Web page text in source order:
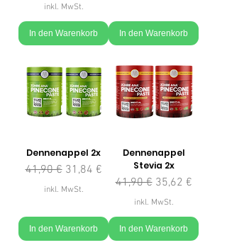
inkl. MwSt.
In den Warenkorb In den Warenkorb
Dennenappel 2x
Standardpreis
41,90 € Sale-Preis
31,84 €
inkl. MwSt.
In den Warenkorb
Dennenappel
Stevia 2x
Standardpreis
41,90 € Sale-Preis
35,62 €
inkl. MwSt.
In den Warenkorb